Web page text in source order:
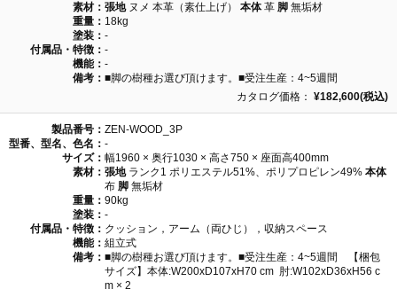
素材： 張地ヌメ 本革（素仕上げ） 本体革 脚 無垢材
重量： 18kg
塗装： -
付属品・特徴： -
機能： -
備考： ■脚の樹種お選び頂けます。■受注生産：4~5週間
カタログ価格： ¥182,600(税込)
製品番号： ZEN-WOOD_3P
型番、型名、色名： -
サイズ： 幅1960 × 奥行1030 × 高さ750 × 座面高400mm
素材： 張地ランク1 ポリエステル51%、ポリプロピレン49% 本体
布 脚 無垢材
重量： 90kg
塗装： -
付属品・特徴： クッション，アーム（両ひじ），収納スペース
機能： 組立式
備考： ■脚の樹種お選び頂けます。■受注生産：4~5週間 【梱包
サイズ】本体:W200xD107xH70 cm 肘:W102xD36xH56 c
m × 2